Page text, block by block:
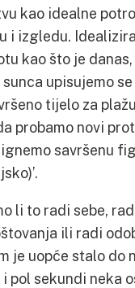
kao idealne
i izgledu.
kao što je
upisujemo
tijelo za
probamo novi
savršenu
li to radi sebe,
ili radi
je uopće stalo do
sekundi neka